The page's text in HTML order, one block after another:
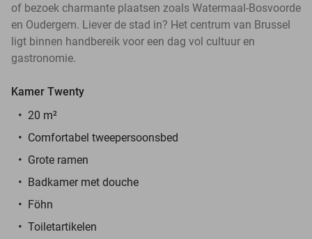
of bezoek charmante plaatsen zoals Watermaal-Bosvoorde
en Oudergem. Liever de stad in? Het centrum van Brussel
ligt binnen handbereik voor een dag vol cultuur en
gastronomie.
Kamer Twenty
20 m²
Comfortabel tweepersoonsbed
Grote ramen
Badkamer met douche
Föhn
Toiletartikelen